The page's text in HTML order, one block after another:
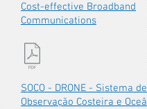
Cost-effective Broadband
Communications
SOCO - DRONE - Sistema de
Observação Costeira e